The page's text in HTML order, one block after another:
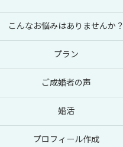
こんなお悩みはありませんか？
プラン
ご成婚者の声
婚活
プロフィール作成